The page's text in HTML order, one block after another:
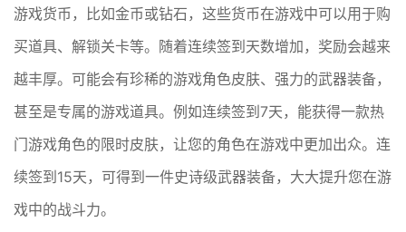
游戏货币，比如金币或钻石，这些货币在游戏中可以用于购
买道具、解锁关卡等。随着连续签到天数增加，奖励会越来
越丰厚。可能会有珍稀的游戏角色皮肤、强力的武器装备，
甚至是专属的游戏道具。例如连续签到7天，能获得一款热
门游戏角色的限时皮肤，让您的角色在游戏中更加出众。连
续签到15天，可得到一件史诗级武器装备，大大提升您在游
戏中的战斗力。